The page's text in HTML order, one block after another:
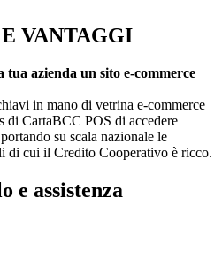
VANTAGGI
azienda un sito e-commerce
in mano di vetrina e-commerce
di CartaBCC POS di accedere
su scala nazionale le
di cui il Credito Cooperativo è ricco.
e assistenza